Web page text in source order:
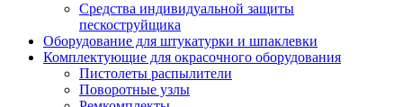
Средства индивидуальной защиты
пескоструйщика
Оборудование для штукатурки и шпаклевки
Комплектующие для окрасочного оборудования
Пистолеты распылители
Поворотные узлы